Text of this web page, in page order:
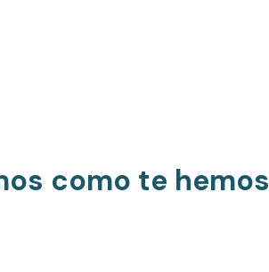
como te hemos